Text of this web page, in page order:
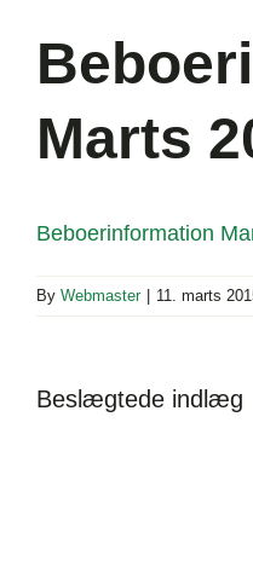
Marts
Beboerinformation
By Webmaster 11. marts
Beslægtede indlæg